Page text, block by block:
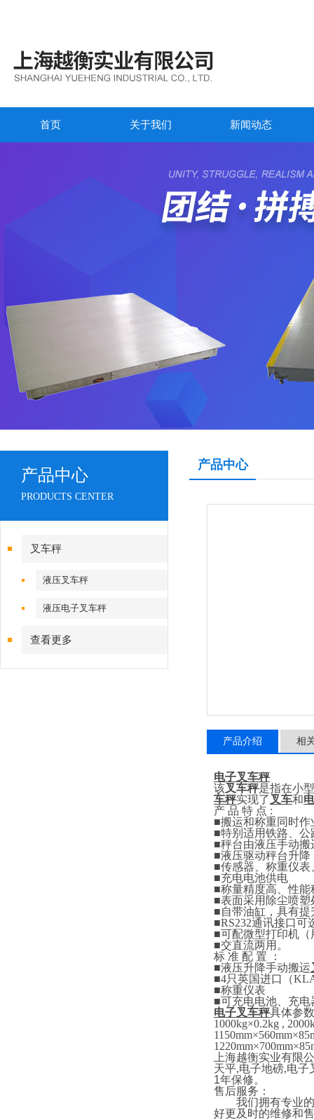
首页 关于我们 新闻动态
产品中心
PRODUCTS CENTER
叉车秤
液压叉车秤
液压电子叉车秤
查看更多
产品中心
产品介绍 相
电子叉车秤
该叉车秤是指在小
车秤实现了 叉车和
产 品 特 点 :
■搬运和称重同时作
■特别适用铁路、
■秤台由液压手动搬
■液压驱动秤台升
■传感器、称重仪
■充电电池供电
■称量精度高、性能
■表面采用除尘喷
■自带油缸，具有
■RS232通讯接口可
■可配微型打印机（
■交直流两用。
标 准 配 置
：
■液压升降手动搬运
■4只英国进口 （
■称重仪表
■可充电电池、充电
电子叉车秤具体参
1000kg×0.2kg ,
1150mm×56
上海越衡实业有限
天平,电子地磅,电子
1年保修。
售后服务：
我们拥有专业的
好更及时的维修和